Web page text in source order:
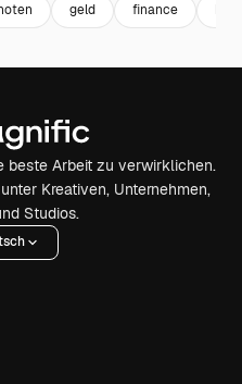
geld finance
beste Arbeit zu verwirklichen.
Kreativen, Unternehmen,
Studios.